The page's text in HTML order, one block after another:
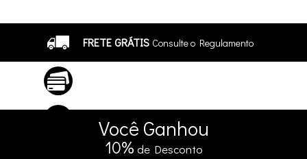
FRETE GRÁTIS Consulte o Regulamento
5% DE DESCONTO no Pix e Boleto
Você Ganhou
10% de Desconto